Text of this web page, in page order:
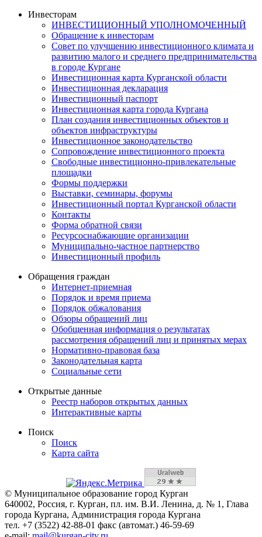
Инвесторам
ИНВЕСТИЦИОННЫЙ УПОЛНОМОЧЕННЫЙ
Обращение к инвесторам
Совет по улучшению инвестиционного климата и
развитию малого и среднего предпринимательства
в городе Кургане
Инвестиционная карта Курганской области
Инвестиционная декларация
Инвестиционный паспорт
Инвестиционная карта города Кургана
План создания инвестиционных объектов и
объектов инфраструктуры
Инвестиционное законодательство
Сопровождение инвестиционного проекта
Свободные инвестиционно-привлекательные
площадки
Формы поддержки
Выставки, семинары, форумы
Инвестиционный портал Курганской области
Контакты
Форма обратной связи
Ресурсоснабжающие организации
Муниципально-частное партнерство
Инвестиционный профиль
Обращения граждан
Интернет-приемная
Порядок и время приема
Порядок обжалования
Обзоры обращений лиц
Обобщенная информация о результатах
рассмотрения обращений лиц и принятых мерах
Нормативно-правовая база
Законодательная карта
Социальные сети
Открытые данные
Реестр наборов открытых данных
Интерактивные карты
Поиск
Поиск
Карта сайта
© Муниципальное образование город Курган
640002, Россия, г. Курган, пл. им. В.И. Ленина, д. № 1, Глава
города Кургана, Администрация города Кургана
тел. +7 (3522) 42-88-01 факс (автомат.) 46-59-69